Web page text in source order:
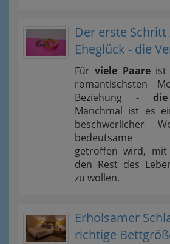
Der erste Schritt
Eheglück - die
Fürviele Paareist
romantischsten
Beziehung -
Manchmal ist es
beschwerlicher
bedeutsame
getroffen wird,
den Rest des
zu wollen.
Erholsamer
richtige